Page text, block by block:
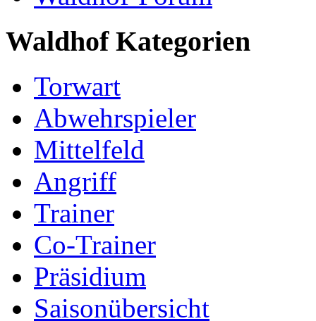
Waldhof Kategorien
Torwart
Abwehrspieler
Mittelfeld
Angriff
Trainer
Co-Trainer
Präsidium
Saisonübersicht